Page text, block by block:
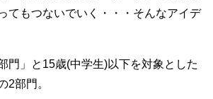
てもつないでいく・・・そんなアイデ
門」と15歳(中学生)以下を対象とした
2部門。